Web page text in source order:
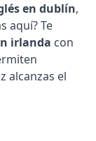
en dublín,
aquí? Te
irlanda con
alcanzas el